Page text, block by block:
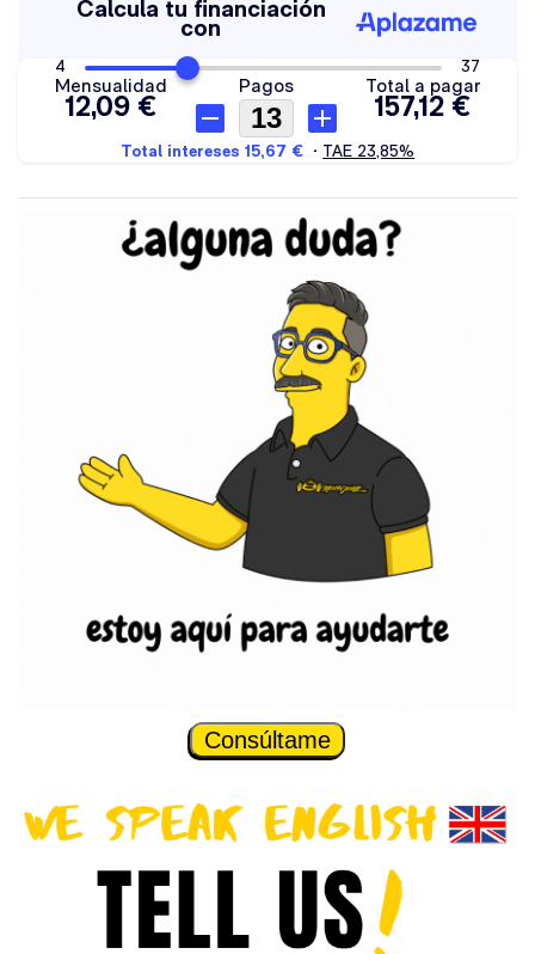
Consúltame